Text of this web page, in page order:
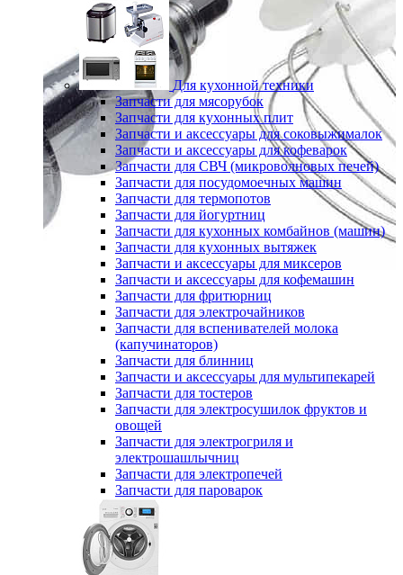
Для кухонной техники
Запчасти для мясорубок
Запчасти для кухонных плит
Запчасти и аксессуары для соковыжималок
Запчасти и аксессуары для кофеварок
Запчасти для СВЧ (микроволновых печей)
Запчасти для посудомоечных машин
Запчасти для термопотов
Запчасти для йогуртниц
Запчасти для кухонных комбайнов (машин)
Запчасти для кухонных вытяжек
Запчасти и аксессуары для миксеров
Запчасти и аксессуары для кофемашин
Запчасти для фритюрниц
Запчасти для электрочайников
Запчасти для вспенивателей молока
(капучинаторов)
Запчасти для блинниц
Запчасти и аксессуары для мультипекарей
Запчасти для тостеров
Запчасти для электросушилок фруктов и
овощей
Запчасти для электрогриля и
электрошашлычниц
Запчасти для электропечей
Запчасти для пароварок